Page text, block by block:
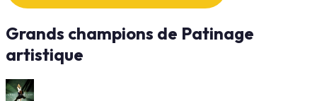
Grands champions de Patinage
artistique